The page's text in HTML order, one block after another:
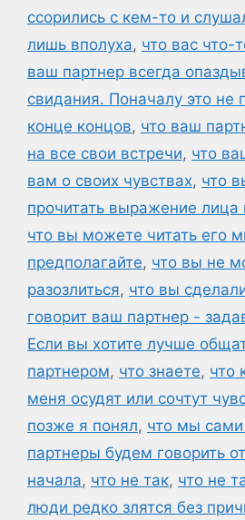
ссорились с кем-то и
лишь вполуха, что вас что-
ваш партнер всегда
свидания. Поначалу это не
конце концов, что ваш
на все свои встречи, что
вам о своих чувствах, что
прочитать выражение лица
что вы можете читать его
предполагайте, что вы не
разозлиться, что вы
говорит ваш партнер -
Если вы хотите лучше
партнером, что знаете, что
меня осудят или сочтут
позже я понял, что мы
партнеры будем говорить
начала, что не так, что не
люди редко злятся без